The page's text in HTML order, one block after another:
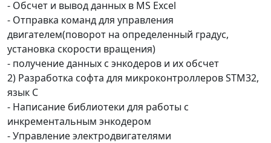
- Обсчет и вывод данных в MS Excel
- Отправка команд для управления
двигателем(поворот на определенный градус,
установка скорости вращения)
- получение данных с энкодеров и их обсчет
2) Разработка софта для микроконтроллеров STM32,
язык С
- Написание библиотеки для работы с
инкрементальным энкодером
- Управление электродвигателями